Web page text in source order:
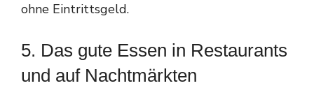
ohne Eintrittsgeld.
5. Das gute Essen in Restaurants
und auf Nachtmärkten